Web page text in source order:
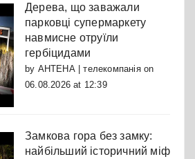
Дерева, що заважали
парковці супермаркету
навмисне отруїли
гербіцидами
by АНТЕНА | телекомпаніяon
06.08.2026 at 12:39
Замкова гора без замку:
найбільший історичний міф